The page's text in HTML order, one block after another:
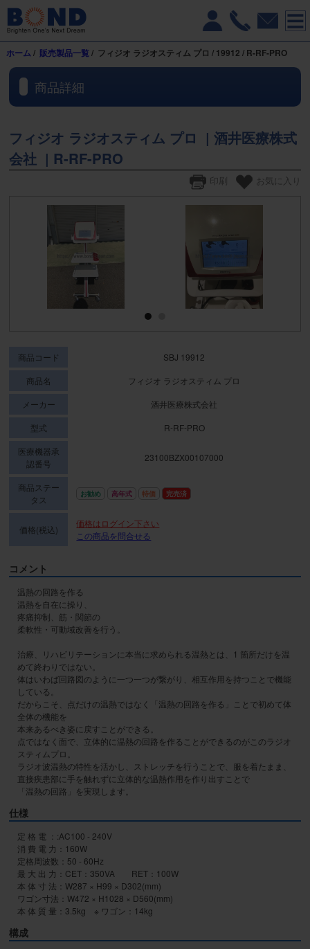
ホーム/ 販売製品一覧/ フィジオ ラジオスティム プロ / 19912 / R-RF-PRO
商品詳細
フィジオ ラジオスティム プロ | 酒井医療株式
会社 | R-RF-PRO
お気に入り
印刷
商品コード
SBJ 19912
商品名
フィジオ ラジオスティム プロ
メーカー
酒井医療株式会社
型式
R-RF-PRO
医療機器承
認番号
23100BZX00107000
商品ステー
タス
お勧め 高年式 特価 完売済
価格(税込)
価格はログイン下さい
この商品を問合せる
コメント
温熱の回路を作る
温熱を自在に操り、
疼痛抑制、筋・関節の
柔軟性・可動域改善を行う。
治療、リハビリテーションに本当に求められる温熱とは、1 箇所だけを温
めて終わりではない。
体はいわば回路図のように一つ一つが繋がり、相互作用を持つことで機能
している。
だからこそ、点だけの温熱ではなく「温熱の回路を作る」ことで初めて体
全体の機能を
本来あるべき姿に戻すことができる。
点ではなく面で、立体的に温熱の回路を作ることができるのがこのラジオ
スティムプロ。
ラジオ波温熱の特性を活かし、ストレッチを行うことで、服を着たまま、
直接疾患部に手を触れずに立体的な温熱作用を作り出すことで
「温熱の回路」を実現します。
仕様
定 格 電 ：:AC100 - 240V
消 費 電 力：160W
定格周波数：50 - 60Hz
最 大 出 力：CET：350VA　　RET：100W
本 体 寸 法：W287 × H99 × D302(mm)
ワゴン寸法：W472 × H1028 × D560(mm)
本 体 質 量：3.5kg　※ ワゴン：14kg
構成